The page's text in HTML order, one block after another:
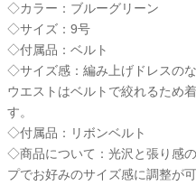
◇カラー：ブルーグリーン
◇サイズ：9号
◇付属品：ベルト
◇サイズ感：編み上げドレスの
ウエストはベルトで絞れるため
す。
◇付属品：リボンベルト
◇商品について：光沢と張り感
プでお好みのサイズ感に調整が